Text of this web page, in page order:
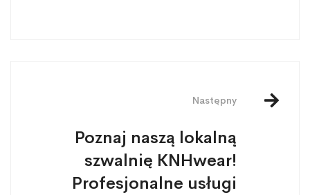
Następny
Poznaj naszą lokalną
szwalnię KNHwear!
Profesjonalne usługi